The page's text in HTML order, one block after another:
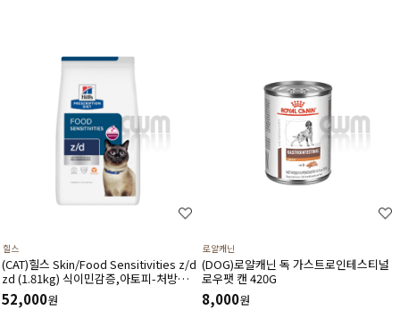
힐스
(CAT)힐스 Skin/Food Sensitivities z/d
zd (1.81kg) 식이민감증,아토피-처방식,
처방사료
52,000원
로얄캐닌
(DOG)로얄캐닌 독 가스트로인테스티널
로우팻 캔 420G
8,000원